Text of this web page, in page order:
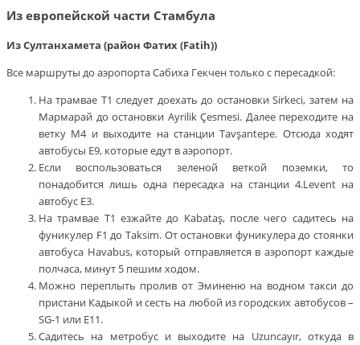
Из европейской части Стамбула
Из Султанхамета (район Фатих (Fatih))
Все маршруты до аэропорта Сабиха Гекчен только с пересадкой:
На трамвае Т1 следует доехать до остановки Sirkeci, затем на
Мармарай до остановки Ayrilik Çesmesi. Далее переходите на
ветку М4 и выходите на станции Tavşantepe. Отсюда ходят
автобусы Е9, которые едут в аэропорт.
Если воспользоваться зеленой веткой поземки, то
понадобится лишь одна пересадка на станции 4.Levent на
автобус Е3.
На трамвае Т1 езжайте до Kabataş, после чего садитесь на
фуникулер F1 до Тaksim. От остановки фуникулера до стоянки
автобуса Havabus, который отправляется в аэропорт каждые
полчаса, минут 5 пешим ходом.
Можно переплыть пролив от Эминеню на водном такси до
пристани Кадыкой и сесть на любой из городских автобусов –
SG-1 или Е11.
Садитесь на метробус и выходите на Uzuncayır, откуда в